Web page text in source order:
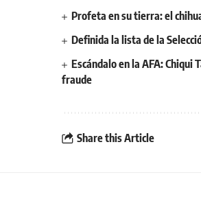
Profeta en su tierra: el
Definida la lista de la
Escándalo en la AFA: Chiqui
fraude
Share this Article